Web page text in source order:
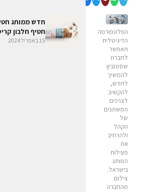
הפלטפורמה
הדיגיטלית
תאפשר
לחברת
שסטוביץ
להמשיך
לחדש,
להקשיב
לצרכים
המשתנים
של
הקהל
ולהרחיב
את
פעילות
המותג
בישראל.
צילום
מהחברה
חטיף חלבון
15 באפריל 2024